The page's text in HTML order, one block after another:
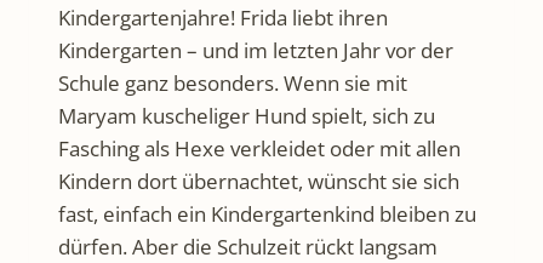
Kindergartenjahre! Frida liebt ihren
Kindergarten – und im letzten Jahr vor der
Schule ganz besonders. Wenn sie mit
Maryam kuscheliger Hund spielt, sich zu
Fasching als Hexe verkleidet oder mit allen
Kindern dort übernachtet, wünscht sie sich
fast, einfach ein Kindergartenkind bleiben zu
dürfen. Aber die Schulzeit rückt langsam